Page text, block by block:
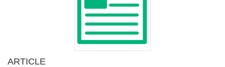
ARTICLE